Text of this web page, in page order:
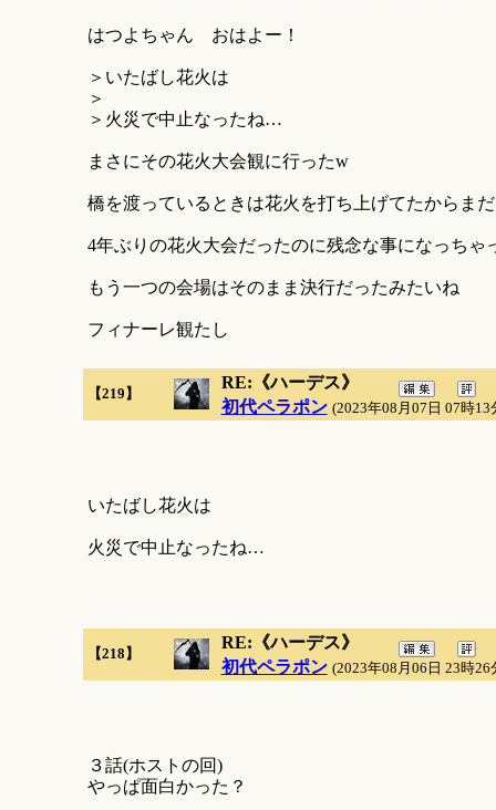
はつよちゃん おはよー！
＞いたばし花火は
＞
＞火災で中止なったね…
まさにその花火大会観に行ったw
橋を渡っているときは花火を打ち上げてたからま
4年ぶりの花火大会だったのに残念な事になっちゃ
もう一つの会場はそのまま決行だったみたいね
フィナーレ観たし
【219】
RE:《ハーデス》
初代ペラポン (2023年08月07日 07時13
いたばし花火は
火災で中止なったね…
【218】
RE:《ハーデス》
初代ペラポン (2023年08月06日 23時26
３話(ホストの回)
やっぱ面白かった？